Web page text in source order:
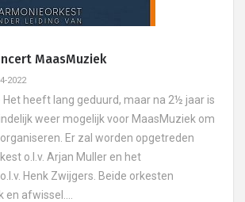
MaasMuziek
2022
Het heeft lang geduurd, maar na 2½ jaar is
weer mogelijk voor MaasMuziek om
Er zal worden opgetreden
o.l.v. Arjan Muller en het
Henk Zwijgers. Beide orkesten
afwissel....